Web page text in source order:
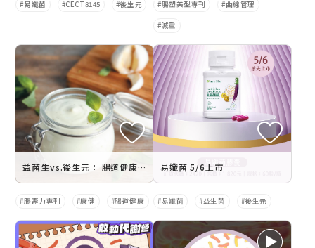
易孅菌 CECT8145 後生元 腸塑美型專刊 曲線管理
減重
益菌生vs.後生元： 腸道健康的「好菌食物」
腸壽力專刊 康健 腸道健康
易孅菌 5/6上市
易孅菌 益生菌 後生元